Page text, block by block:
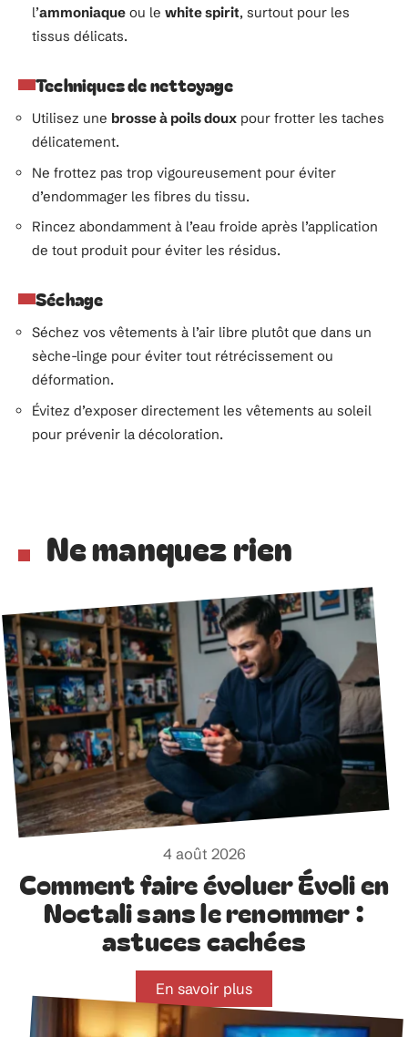
l’ammoniaque ou le white spirit, surtout pour les
tissus délicats.
Techniques de nettoyage
Utilisez une brosse à poils doux pour frotter les taches
délicatement.
Ne frottez pas trop vigoureusement pour éviter
d’endommager les fibres du tissu.
Rincez abondamment à l’eau froide après l’application
de tout produit pour éviter les résidus.
Séchage
Séchez vos vêtements à l’air libre plutôt que dans un
sèche-linge pour éviter tout rétrécissement ou
déformation.
Évitez d’exposer directement les vêtements au soleil
pour prévenir la décoloration.
Ne manquez rien
4 août 2026
Comment faire évoluer Évoli en
Noctali sans le renommer :
astuces cachées
En savoir plus